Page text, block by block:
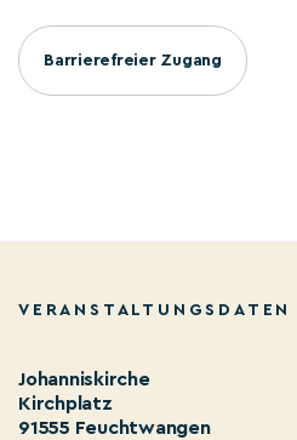
Barrierefreier Zugang
VERANSTALTUNGSDATEN
Johanniskirche
Kirchplatz
91555 Feuchtwangen